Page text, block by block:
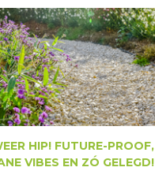
HIP! FUTURE-PROOF,
VIBES EN ZÓ GELEGD!